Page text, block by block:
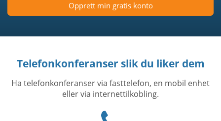
Opprett min gratis konto
Telefonkonferanser slik du liker dem
Ha telefonkonferanser via fasttelefon, en mobil enhet
eller via internettilkobling.